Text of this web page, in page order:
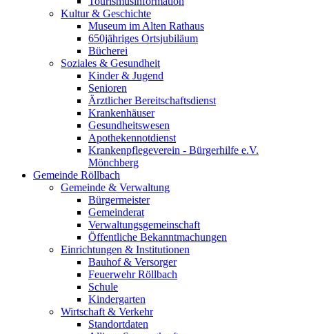
Kultur & Geschichte
Museum im Alten Rathaus
650jähriges Ortsjubiläum
Bücherei
Soziales & Gesundheit
Kinder & Jugend
Senioren
Ärztlicher Bereitschaftsdienst
Krankenhäuser
Gesundheitswesen
Apothekennotdienst
Krankenpflegeverein - Bürgerhilfe e.V.
Mönchberg
Gemeinde Röllbach
Gemeinde & Verwaltung
Bürgermeister
Gemeinderat
Verwaltungsgemeinschaft
Öffentliche Bekanntmachungen
Einrichtungen & Institutionen
Bauhof & Versorger
Feuerwehr Röllbach
Schule
Kindergarten
Wirtschaft & Verkehr
Standortdaten